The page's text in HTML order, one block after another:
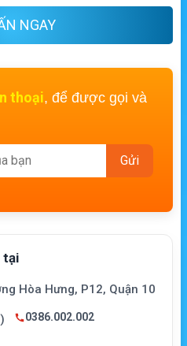
NGAY
thoại, để được gọi và
tại
Hòa Hưng, P12, Quận 10
0386.002.002